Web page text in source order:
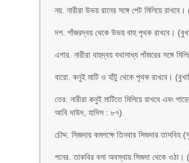
নয়. নারীরা উভয় রানের সঙ্গে পেট মিলিয়ে
দশ. পাঁজরদ্বয় থেকে উভয় বাহু পৃথক রাখবে।
এগার. নারীরা বাহুদ্বয় যথাসাধ্য পাঁজরের সঙ্গে
বারো. কনুই মাটি ও হাঁটু থেকে পৃথক রাখবে।
তের. নারীরা কনুই মাটিতে মিলিয়ে রাখবে এবং
আবি দাউদ, হাদিস : ৮৭)
চৌদ্দ. সিজদায় কমপক্ষে তিনবার সিজদার
পনের. তাকবির বলা অবস্থায় সিজদা থেকে ওঠা।